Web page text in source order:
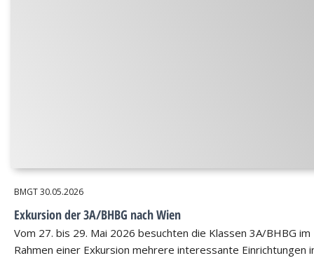
BMGT30.05.2026
Exkursion der 3A/BHBG nach Wien
Vom 27. bis 29. Mai 2026 besuchten die Klassen 3A/BHBG im
Rahmen einer Exkursion mehrere interessante Einrichtungen